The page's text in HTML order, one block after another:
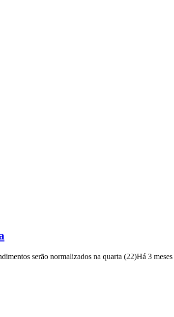
serão normalizados na quarta (22)Há 3 meses